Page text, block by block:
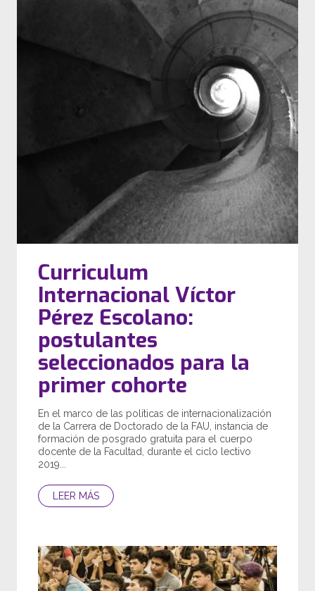
Curriculum
Internacional Víctor
Pérez Escolano:
postulantes
seleccionados para la
primer cohorte
En el marco de las políticas de internacionalización
de la Carrera de Doctorado de la FAU, instancia de
formación de posgrado gratuita para el cuerpo
docente de la Facultad, durante el ciclo lectivo
2019...
LEER MÁS